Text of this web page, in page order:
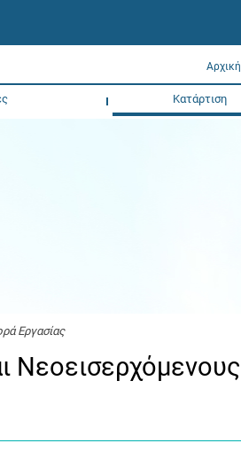
Αρχική
Κατάρτιση
Εργασίας
Νεοεισερχόμενους